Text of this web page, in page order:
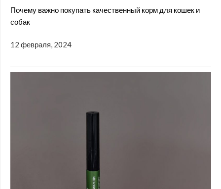
Почему важно покупать качественный корм для кошек и
собак
12 февраля, 2024